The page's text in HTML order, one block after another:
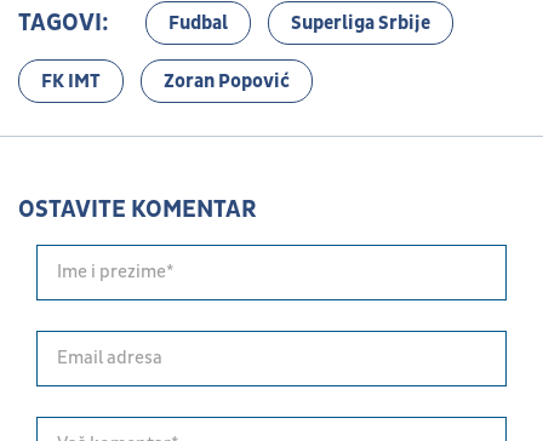
TAGOVI: Fudbal Superliga Srbije
FK IMT Zoran Popović
OSTAVITE KOMENTAR